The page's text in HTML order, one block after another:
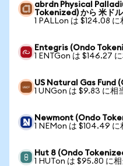
abrdn Physical
Tokenized) から 米ドル
1 PALLon は $124.08 に
Entegris (Ondo
1 ENTGon は $146.27
US Natural Gas Fund
1 UNGon は $9.83 に相
Newmont (Ondo
1 NEMon は $104.49 に
Hut 8 (Ondo
1 HUTon は $95.80 に相